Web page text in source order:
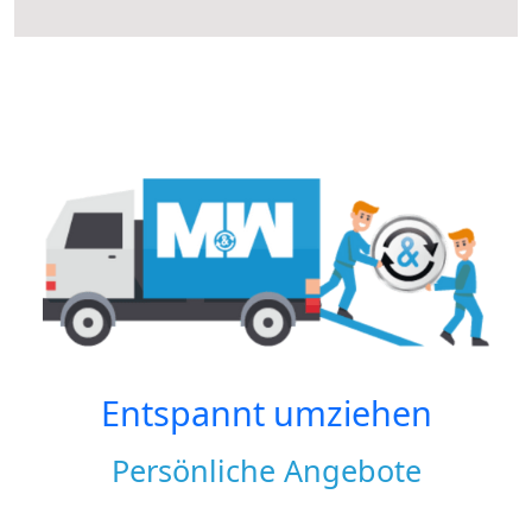
Entspannt umziehen
Persönliche Angebote